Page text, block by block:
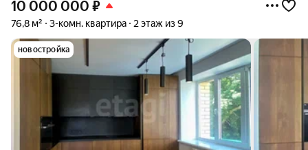
10 000 000 ₽
76,8 м² 3-комн. квартира 2 этаж из 9
новостройка